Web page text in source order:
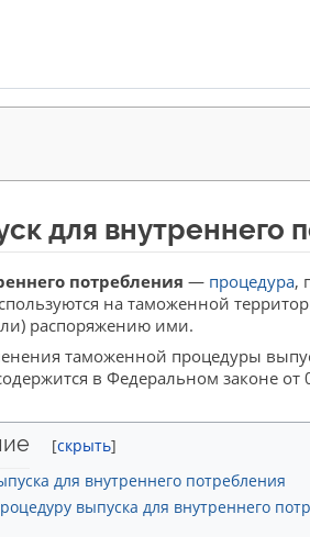
для внутреннего
потребления — процедура,
на таможенной
распоряжению ими.
таможенной процедуры
в Федеральном законе
для внутреннего потребления
выпуска для внутреннего